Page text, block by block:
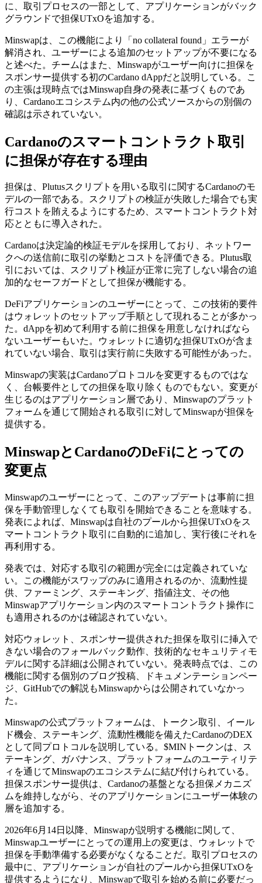
に、取引プロセスの一部として、アプリケーションがバック
グラウンドで担保UTxOを追加する。
Minswapは、この機能により「no collateral found」エラーが
解消され、ユーザーによる追加のセットアップが不要になる
と述べた。チームはまた、Minswapがユーザー向けに担保を
スポンサー提供する初のCardano dAppだと説明している。こ
の主張は現時点ではMinswap自身の発表に基づくものであ
り、Cardanoエコシステム内の他の公式ソースからの別個の
確認は示されていない。
Cardanoのスマートコントラクト取引
に担保が存在する理由
担保は、Plutusスクリプトを用いる取引に関するCardanoのモ
デルの一部である。スクリプトの検証が失敗した場合でも実
行コストを賄えるようにするため、スマートコントラクト対
応とともに導入された。
Cardanoは決定論的検証モデルを採用しており、ネットワー
クへの送信前に取引の挙動とコストを評価できる。Plutus取
引においては、スクリプト検証が正常に完了しない場合の追
加的なセーフガードとして担保が機能する。
DeFiアプリケーションのユーザーにとって、この技術的要件
はウォレットのセットアップ手順として現れることが多かっ
た。dAppを初めて利用する前に担保を用意しなければなら
ないユーザーもいた。ウォレットに適切な担保UTxOが含ま
れていない場合、取引は実行前に失敗する可能性があった。
Minswapの実装はCardanoプロトコルを変更するものではな
く、台帳要件としての担保を取り除くものでもない。変更が
生じるのはアプリケーション層であり、Minswapのプラット
フォームを通じて開始される取引に対してMinswapが担保を
提供する。
MinswapとCardanoのDeFiにとっての
変更点
Minswapのユーザーにとって、このアップデートは事前に担
保を手動管理しなくても取引を開始できることを意味する。
発表によれば、Minswapは自社のプールから担保UTxOをス
マートコントラクト取引に自動的に追加し、実行後にそれを
再利用する。
発表では、対応する取引の範囲が完全には定義されていな
い。この機能がスワップのみに適用されるのか、流動性提
供、ファーミング、ステーキング、指値注文、その他
Minswapアプリケーション内のスマートコントラクト操作に
も適用されるのかは確認されていない。
対応ウォレット、スポンサー提供された担保を取引に挿入で
きない場合のフォールバック動作、技術的なセキュリティモ
デルに関する詳細は公開されていない。発表時点では、この
機能に関する個別のブログ投稿、ドキュメンテーションペー
ジ、GitHubでの解説もMinswapからは公開されていなかっ
た。
Minswapの公式プラットフォームは、トークン取引、イール
ド機会、ステーキング、流動性機能を備えたCardanoのDEX
として同プロトコルを説明している。$MINトークンは、ス
テーキング、ガバナンス、プラットフォームのユーティリテ
ィを通じてMinswapのエコシステムに結び付けられている。
担保スポンサー提供は、Cardanoの基盤となる担保メカニズ
ムを維持しながら、そのアプリケーションにユーザー体験の
層を追加する。
2026年6月14日以降、Minswapが説明する機能に関して、
Minswapユーザーにとっての運用上の変更は、ウォレットで
担保を手動準備する必要がなくなることだ。取引プロセスの
最中に、アプリケーションが自社のプールから担保UTxOを
提供するようになり、Minswapで取引を始める前に必要だっ